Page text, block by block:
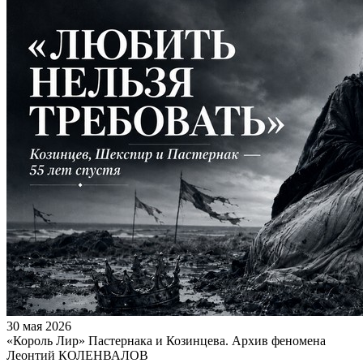
30 мая 2026
«Король Лир» Пастернака и Козинцева. Архив феномена
Леонтий КОЛЕНВАЛОВ